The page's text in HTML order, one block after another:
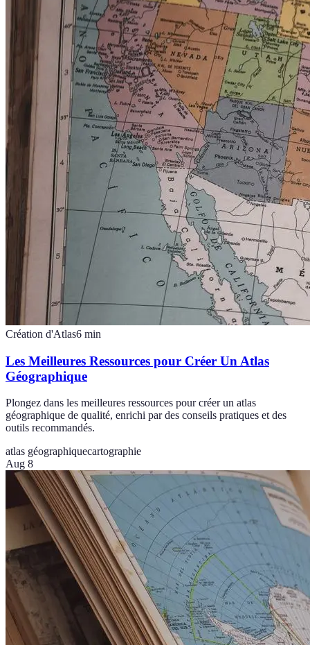
Création d'Atlas6 min
Les Meilleures Ressources pour Créer Un Atlas
Géographique
Plongez dans les meilleures ressources pour créer un atlas
géographique de qualité, enrichi par des conseils pratiques et des
outils recommandés.
atlas géographiquecartographie
Aug 8